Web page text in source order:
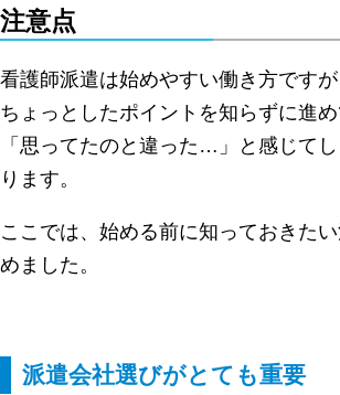
注意点
看護師派遣は始めやすい働き方ですが
ちょっとしたポイントを知らずに進め
「思ってたのと違った…」と感じて
ります。
ここでは、始める前に知っておきた
めました。
派遣会社選びがとても重要